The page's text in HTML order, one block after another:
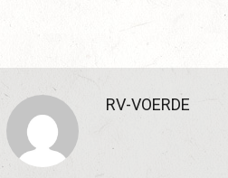
RV-VOERDE